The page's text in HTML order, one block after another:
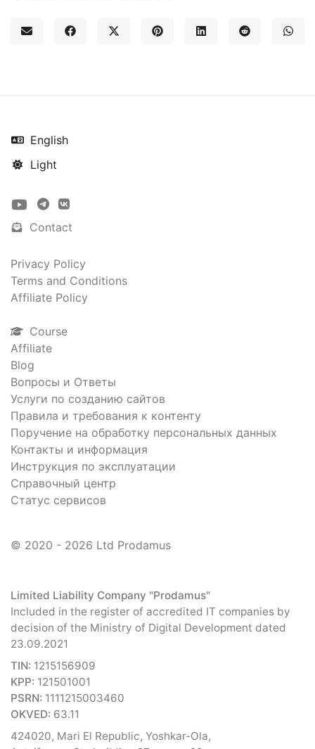
English
Light
Contact
Privacy Policy
Terms and Conditions
Affiliate Policy
Course
Affiliate
Blog
Вопросы и Ответы
Услуги по созданию сайтов
Правила и требования к контенту
Поручение на обработку персональных данных
Контакты и информация
Инструкция по эксплуатации
Справочный центр
Статус сервисов
© 2020 - 2026 Ltd Prodamus
Limited Liability Company "Prodamus"
Included in the register of accredited IT companies by
decision of the Ministry of Digital Development dated
23.09.2021
TIN: 1215156909
KPP: 121501001
PSRN: 1111215003460
OKVED: 63.11
424020, Mari El Republic, Yoshkar-Ola,